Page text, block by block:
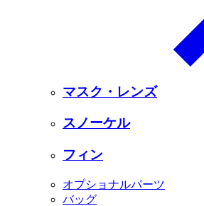
マスク・レンズ
スノーケル
フィン
オプショナルパーツ
バッグ